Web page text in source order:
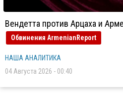
Вендетта против Арцаха и
Обвинения ArmenianReport
НАША АНАЛИТИКА
04 Августа 2026 - 00:40